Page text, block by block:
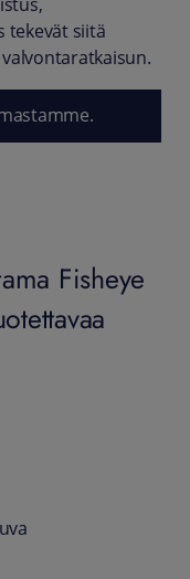
tekevät siitä
Fisheye